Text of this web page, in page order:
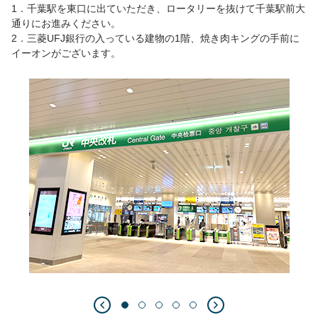
1．千葉駅を東口に出ていただき、ロータリーを抜けて千葉駅前大
通りにお進みください。
2．三菱UFJ銀行の入っている建物の1階、焼き肉キングの手前に
イーオンがございます。